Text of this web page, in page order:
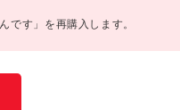
です」を再購入します。